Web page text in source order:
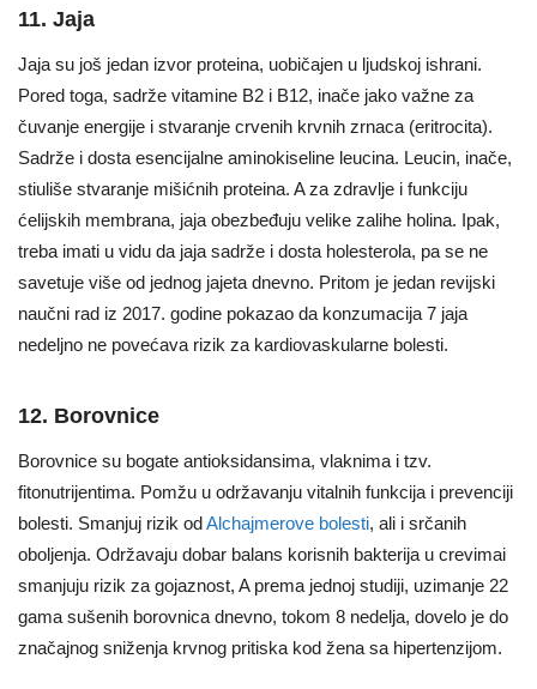
11. Jaja
Jaja su još jedan izvor proteina, uobičajen u ljudskoj ishrani.
Pored toga, sadrže vitamine B2 i B12, inače jako važne za
čuvanje energije i stvaranje crvenih krvnih zrnaca (eritrocita).
Sadrže i dosta esencijalne aminokiseline leucina. Leucin, inače,
stiuliše stvaranje mišićnih proteina. A za zdravlje i funkciju
ćelijskih membrana, jaja obezbeđuju velike zalihe holina. Ipak,
treba imati u vidu da jaja sadrže i dosta holesterola, pa se ne
savetuje više od jednog jajeta dnevno. Pritom je jedan revijski
naučni rad iz 2017. godine pokazao da konzumacija 7 jaja
nedeljno ne povećava rizik za kardiovaskularne bolesti.
12. Borovnice
Borovnice su bogate antioksidansima, vlaknima i tzv.
fitonutrijentima. Pomžu u održavanju vitalnih funkcija i prevenciji
bolesti. Smanjuj rizik odAlchajmerove bolesti, ali i srčanih
oboljenja. Održavaju dobar balans korisnih bakterija u crevimai
smanjuju rizik za gojaznost, A prema jednoj studiji, uzimanje 22
gama sušenih borovnica dnevno, tokom 8 nedelja, dovelo je do
značajnog sniženja krvnog pritiska kod žena sa hipertenzijom.